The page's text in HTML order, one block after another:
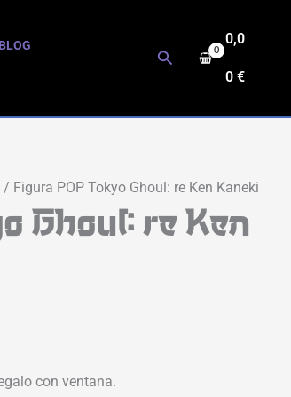
BLOG
Buscar
0,0
0€
/ Figura POP Tokyo Ghoul: re Ken Kaneki
Ghoul: re Ken
con ventana.